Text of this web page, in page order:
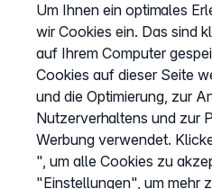
Cookies
Um Ihnen ein optimales
wir Cookies ein. Das sind
auf Ihrem Computer
Cookies auf dieser Seite
und die Optimierung, zur
Nutzerverhaltens und zur
Werbung verwendet.
", um alle Cookies zu
"Einstellungen", um mehr